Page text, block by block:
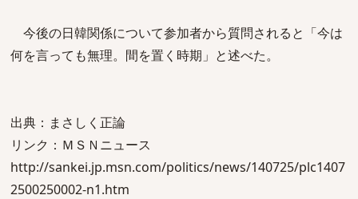
今後の日韓関係について参加者から質問されると「今は
何を言っても無理。間を置く時期」と述べた。
出典：まさしく正論
リンク：ＭＳＮニュース
http://sankei.jp.msn.com/politics/news/140725/plc1407
2500250002-n1.htm